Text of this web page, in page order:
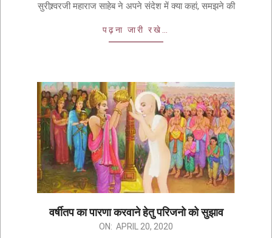
सुरीश्र्वरजी महाराज साहेब ने अपने संदेश में क्या कहां, समझने की
पढ़ना जारी रखे…
वर्षीतप का पारणा करवाने हेतु परिजनो को सुझाव
ON: APRIL 20, 2020